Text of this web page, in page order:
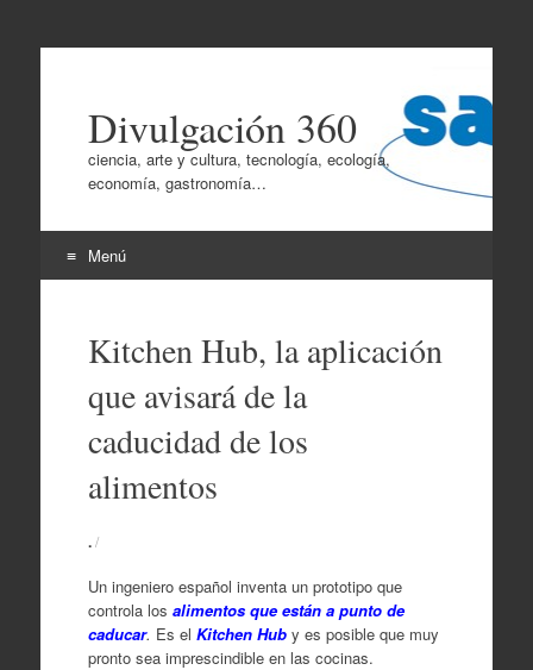
Divulgación 360
ciencia, arte y cultura, tecnología, ecología,
economía, gastronomía…
Menú
contenidoKitchen Hub, la aplicación
que avisará de la
caducidad de los
alimentos
./
Un ingeniero español inventa un prototipo que
controla los alimentos que están a punto de
caducar. Es el Kitchen Huby es posible que muy
pronto sea imprescindible en las cocinas.